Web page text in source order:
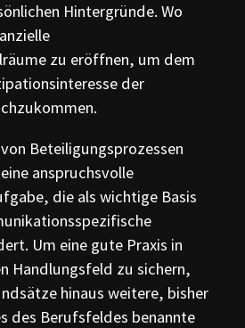
Hintergründe. Wo
zu eröffnen, um dem
der
Beteiligungsprozessen
anspruchsvolle
die als wichtige Basis
Um eine gute Praxis in
Handlungsfeld zu sichern,
hinaus weitere, bisher
des Berufsfeldes benannte